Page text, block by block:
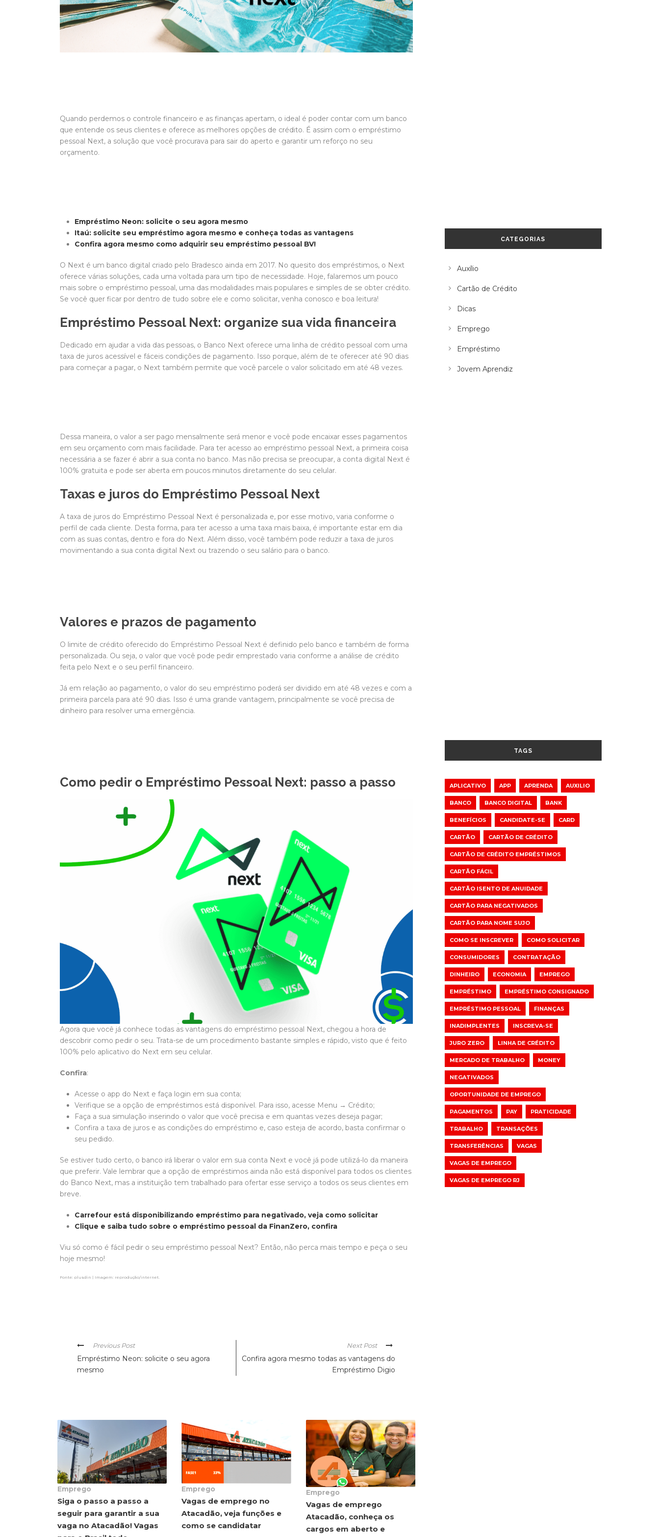
Quando perdemos o controle financeiro e as finanças apertam, o ideal é poder contar com um banco
que entende os seus clientes e oferece as melhores opções de crédito. É assim com o empréstimo
pessoal Next, a solução que você procurava para sair do aperto e garantir um reforço no seu
orçamento.
Empréstimo Neon: solicite o seu agora mesmo
Itaú: solicite seu empréstimo agora mesmo e conheça todas as vantagens
Confira agora mesmo como adquirir seu empréstimo pessoal BV!
O Next é um banco digital criado pelo Bradesco ainda em 2017. No quesito dos empréstimos, o Next
oferece várias soluções, cada uma voltada para um tipo de necessidade. Hoje, falaremos um pouco
mais sobre o empréstimo pessoal, uma das modalidades mais populares e simples de se obter crédito.
Se você quer ficar por dentro de tudo sobre ele e como solicitar, venha conosco e boa leitura!
Empréstimo Pessoal Next: organize sua vida financeira
Dedicado em ajudar a vida das pessoas, o Banco Next oferece uma linha de crédito pessoal com uma
taxa de juros acessível e fáceis condições de pagamento. Isso porque, além de te oferecer até 90 dias
para começar a pagar, o Next também permite que você parcele o valor solicitado em até 48 vezes.
Dessa maneira, o valor a ser pago mensalmente será menor e você pode encaixar esses pagamentos
em seu orçamento com mais facilidade. Para ter acesso ao empréstimo pessoal Next, a primeira coisa
necessária a se fazer é abrir a sua conta no banco. Mas não precisa se preocupar, a conta digital Next é
100% gratuita e pode ser aberta em poucos minutos diretamente do seu celular.
Taxas e juros do Empréstimo Pessoal Next
A taxa de juros do Empréstimo Pessoal Next é personalizada e, por esse motivo, varia conforme o
perfil de cada cliente. Desta forma, para ter acesso a uma taxa mais baixa, é importante estar em dia
com as suas contas, dentro e fora do Next. Além disso, você também pode reduzir a taxa de juros
movimentando a sua conta digital Next ou trazendo o seu salário para o banco.
Valores e prazos de pagamento
O limite de crédito oferecido do Empréstimo Pessoal Next é definido pelo banco e também de forma
personalizada. Ou seja, o valor que você pode pedir emprestado varia conforme a análise de crédito
feita pelo Next e o seu perfil financeiro.
Já em relação ao pagamento, o valor do seu empréstimo poderá ser dividido em até 48 vezes e com a
primeira parcela para até 90 dias. Isso é uma grande vantagem, principalmente se você precisa de
dinheiro para resolver uma emergência.
Como pedir o Empréstimo Pessoal Next: passo a passo
Agora que você já conhece todas as vantagens do empréstimo pessoal Next, chegou a hora de
descobrir como pedir o seu. Trata-se de um procedimento bastante simples e rápido, visto que é feito
100% pelo aplicativo do Next em seu celular.
Confira:
Acesse o app do Next e faça login em sua conta;
Verifique se a opção de empréstimos está disponível. Para isso, acesse Menu → Crédito;
Faça a sua simulação inserindo o valor que você precisa e em quantas vezes deseja pagar;
Confira a taxa de juros e as condições do empréstimo e, caso esteja de acordo, basta confirmar o
seu pedido.
Se estiver tudo certo, o banco irá liberar o valor em sua conta Next e você já pode utilizá-lo da maneira
que preferir. Vale lembrar que a opção de empréstimos ainda não está disponível para todos os clientes
do Banco Next, mas a instituição tem trabalhado para ofertar esse serviço a todos os seus clientes em
breve.
Carrefour está disponibilizando empréstimo para negativado, veja como solicitar
Clique e saiba tudo sobre o empréstimo pessoal da FinanZero, confira
Viu só como é fácil pedir o seu empréstimo pessoal Next? Então, não perca mais tempo e peça o seu
hoje mesmo!
Fonte: plusdin | Imagem: reprodução/internet.
Previous Post
Empréstimo Neon: solicite o seu agora
mesmo
Next Post
Confira agora mesmo todas as vantagens do
Empréstimo Digio
Emprego
Siga o passo a passo a
seguir para garantir a sua
vaga no Atacadão! Vagas
Emprego
Vagas de emprego no
Atacadão, veja funções e
como se candidatar
Emprego
Vagas de emprego
Atacadão, conheça os
cargos em aberto e
CATEGORIAS
Auxílio
Cartão de Crédito
Dicas
Emprego
Empréstimo
Jovem Aprendiz
TAGS
APLICATIVO APP APRENDA AUXILIO
BANCO BANCO DIGITAL BANK
BENEFÍCIOS CANDIDATE-SE CARD
CARTÃO CARTÃO DE CRÉDITO
CARTÃO DE CRÉDITO EMPRÉSTIMOS
CARTÃO FÁCIL
CARTÃO ISENTO DE ANUIDADE
CARTÃO PARA NEGATIVADOS
CARTÃO PARA NOME SUJO
COMO SE INSCREVER COMO SOLICITAR
CONSUMIDORES CONTRATAÇÃO
DINHEIRO ECONOMIA EMPREGO
EMPRÉSTIMO EMPRÉSTIMO CONSIGNADO
EMPRÉSTIMO PESSOAL FINANÇAS
INADIMPLENTES INSCREVA-SE
JURO ZERO LINHA DE CRÉDITO
MERCADO DE TRABALHO MONEY
NEGATIVADOS
OPORTUNIDADE DE EMPREGO
PAGAMENTOS PAY PRATICIDADE
TRABALHO TRANSAÇÕES
TRANSFERÊNCIAS VAGAS
VAGAS DE EMPREGO
VAGAS DE EMPREGO RJ